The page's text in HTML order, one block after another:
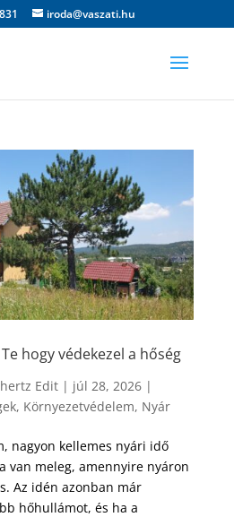
iroda@vaszati.hu
hogy védekezel a hőség
Edit| júl 28, 2026|
, Környezetvédelem, Nyár
nagyon kellemes nyári idő
van meleg, amennyire nyáron
Az idén azonban már
hőhullámot, és ha a